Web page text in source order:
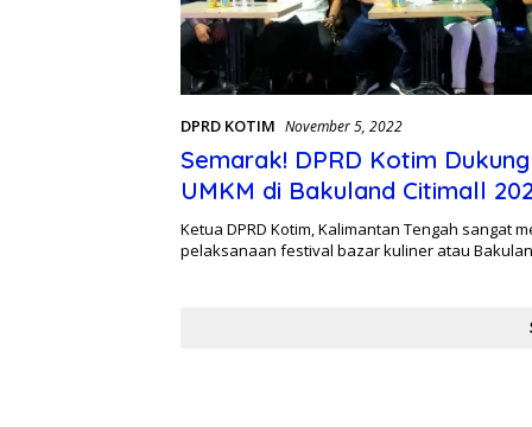
DPRD KOTIM November 5, 2022
Semarak! DPRD Kotim
UMKM di Bakuland Citimall
Ketua DPRD Kotim, Kalimantan Tengah sangat
pelaksanaan festival bazar kuliner atau